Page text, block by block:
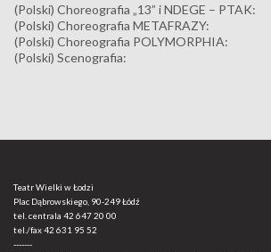
(Polski) Choreografia „13” i NDEGE – PTAK:
(Polski) Choreografia METAFRAZY:
(Polski) Choreografia POLYMORPHIA:
(Polski) Scenografia:
Teatr Wielki w Łodzi
Plac Dąbrowskiego, 90-249 Łódź
tel. centrala 42 647 20 00
tel./fax42 631 95 52
-------